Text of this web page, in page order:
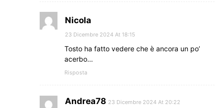
Nicola
23 Dicembre 2024 At 18:15
Tosto ha fatto vedere che è ancora un po’
acerbo…
Risposta
Andrea78 23 Dicembre 2024 At 20:22